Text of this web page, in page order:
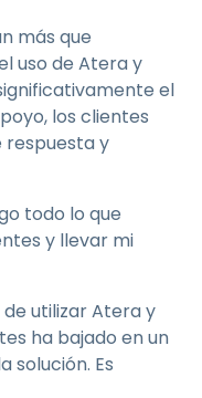
más que
uso de Atera y
el
los clientes
respuesta y
todo lo que
y llevar mi
utilizar Atera y
ha bajado en un
solución. Es